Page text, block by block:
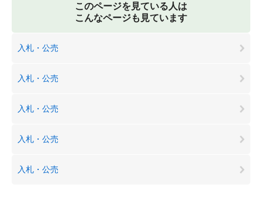
このページを見ている人は
こんなページも見ています
入札・公売
入札・公売
入札・公売
入札・公売
入札・公売